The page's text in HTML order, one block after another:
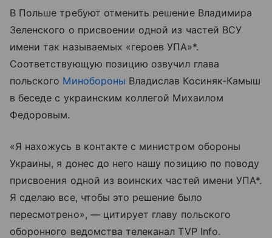
В Польше требуют отменить решение Владимира
Зеленского о присвоении одной из частей ВСУ
имени так называемых «героев УПА»*.
Соответствующую позицию озвучил глава
польского Минобороны Владислав Косиняк-Камыш
в беседе с украинским коллегой Михаилом
Федоровым.
«Я нахожусь в контакте с министром обороны
Украины, я донес до него нашу позицию по поводу
присвоения одной из воинских частей имени УПА*.
Я сделаю все, чтобы это решение было
пересмотрено», — цитирует главу польского
оборонного ведомства телеканал TVP Info.